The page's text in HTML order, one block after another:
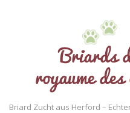
Briard Zucht aus Herford –